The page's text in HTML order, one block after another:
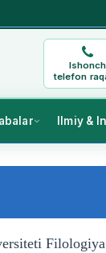
Ishonch
telefon
Ilmiy &